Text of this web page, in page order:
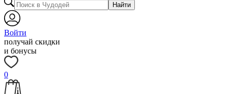
Найти
Войти
получай скидки
и бонусы
0